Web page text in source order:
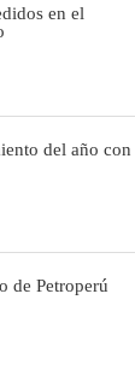
en el
del año con
de Petroperú